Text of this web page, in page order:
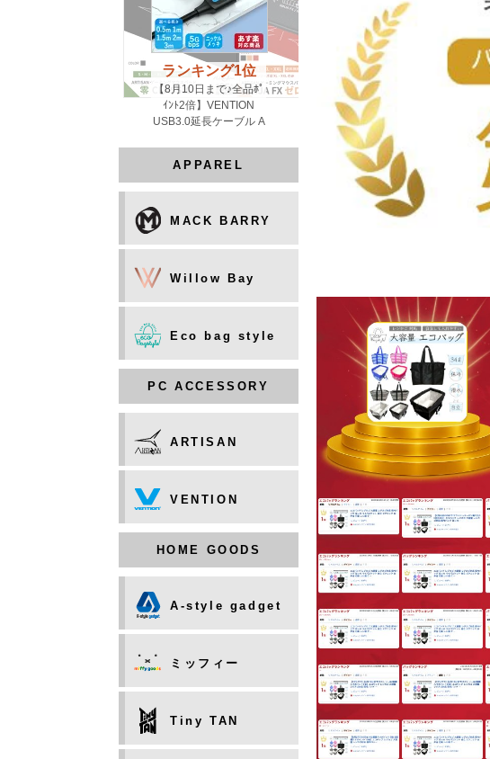
APPAREL
MACK BARRY
Willow Bay
Eco bag style
PC ACCESSORY
ARTISAN
VENTION
HOME GOODS
A-style gadget
ミッフィー
Tiny TAN